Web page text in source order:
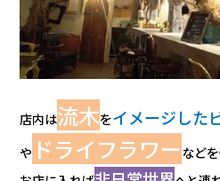
店内は流木をイメージした
や ドライフラワーなど